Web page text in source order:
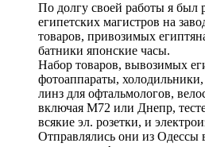
По долгу своей работы я был
египетских магистров на
товаров, привозимых
батники японские часы.
Набор товаров, вывозимых
фотоаппараты,
линз для офтальмологов,
включая М72 или Днепр,
всякие эл. розетки, и
Отправлялись они из Одессы